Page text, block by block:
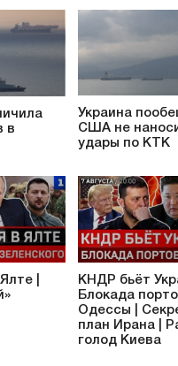
в
Украина
США не
удары по КТК
|
КНДР бьёт
Блокада
Одессы |
план Ирана |
голод Киева